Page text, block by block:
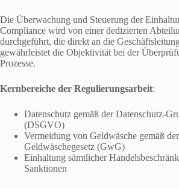
Die Überwachung und Steuerung der
Compliance wird von einer dedizierten
durchgeführt, die direkt an die
gewährleistet die Objektivität bei der
Prozesse.
Kernbereiche der Regulierungsarbeit:
Datenschutz gemäß der Datenschutz-
(DSGVO)
Vermeidung von Geldwäsche gemäß
Geldwäschegesetz (GwG)
Einhaltung sämtlicher
Sanktionen